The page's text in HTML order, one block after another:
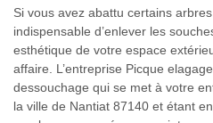
Si vous avez abattu certains
indispensable d’enlever les
esthétique de votre espace
affaire. L’entreprise Picque
dessouchage qui se met à votre
la ville de Nantiat 87140 et étant